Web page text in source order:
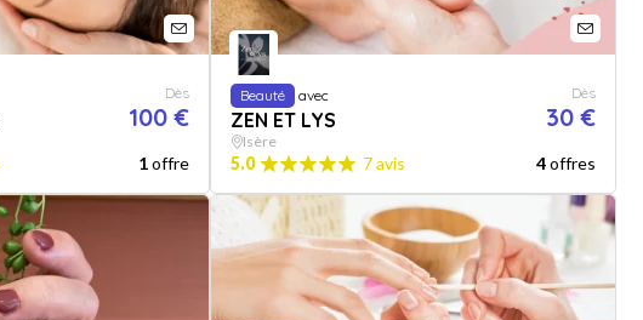
Dès
100 €
1offre
Beauté avec
ZEN ET LYS
Dès
30 €
Isère
5.0 7 avis 4offres